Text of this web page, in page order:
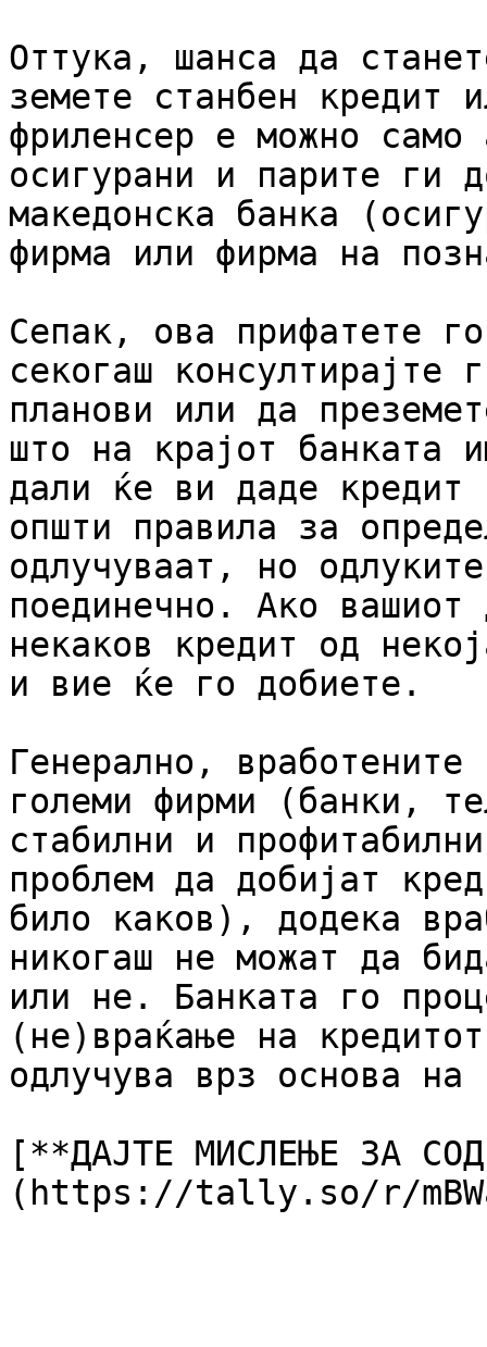
Оттука, шанса да
земете станбен кредит
фриленсер е можно само
осигурани и парите ги
македонска банка
фирма или фирма на
Сепак, ова прифатете
секогаш консултирајте
планови или да
што на крајот банката
дали ќе ви даде
општи правила за
одлучуваат, но
поединечно. Ако вашиот
некаков кредит од
и вие ќе го добиете.
Генерално,
големи фирми (банки,
стабилни и
проблем да добијат
било каков), додека
никогаш не можат да
или не. Банката го
(не)враќање на
одлучува врз основа на
[**ДАЈТЕ МИСЛЕЊЕ ЗА